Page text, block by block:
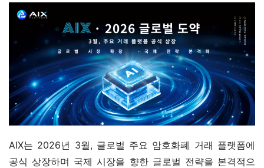
AIX는 2026년 3월, 글로벌 주요 암호화폐 거래 플랫폼에
공식 상장하며 국제 시장을 향한 글로벌 전략을 본격적으